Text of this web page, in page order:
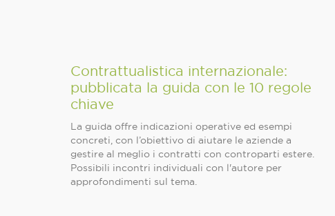
Contrattualistica internazionale:
pubblicata la guida con le 10 regole
chiave
La guida offre indicazioni operative ed esempi
concreti, con l’obiettivo di aiutare le aziende a
gestire al meglio i contratti con controparti estere.
Possibili incontri individuali con l'autore per
approfondimenti sul tema.